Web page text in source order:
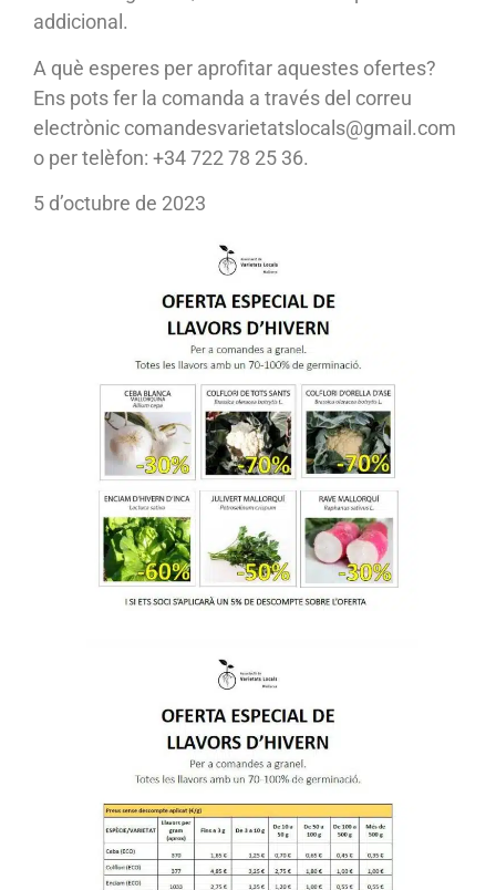
addicional.
A què esperes per aprofitar aquestes ofertes?
Ens pots fer la comanda a través del correu
electrònic comandesvarietatslocals@gmail.com
o per telèfon: +34 722 78 25 36.
5 d’octubre de 2023